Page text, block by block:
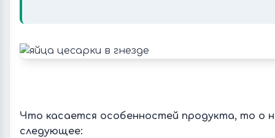
Что касается особенностей продукта, то о
следующее: